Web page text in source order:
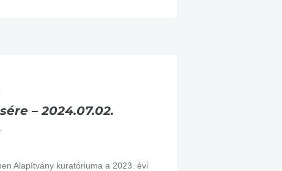
– 2024.07.02.
Alapítvány kuratóriuma a 2023. évi